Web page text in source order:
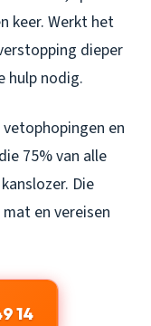
keer. Werkt het
dieper
hulp nodig.
en
75% van alle
Die
en vereisen
14